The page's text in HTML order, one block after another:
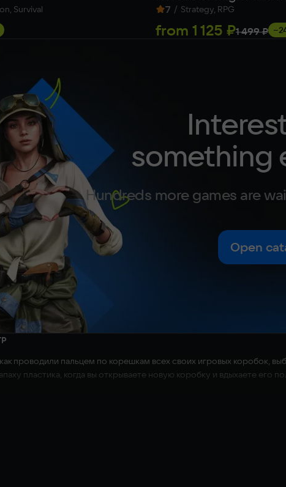
Survival 7 / Strategy, RPG
from 1 125 ₽1 499 ₽
something
Hundreds more games are
Open
проводили пальцем по корешкам всех своих игровых коробок,
пластика, когда вы открываете новую коробку и вдыхаете его